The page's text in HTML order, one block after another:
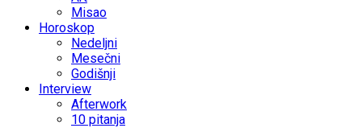
Misao
Horoskop
Nedeljni
Mesečni
Godišnji
Interview
Afterwork
10 pitanja